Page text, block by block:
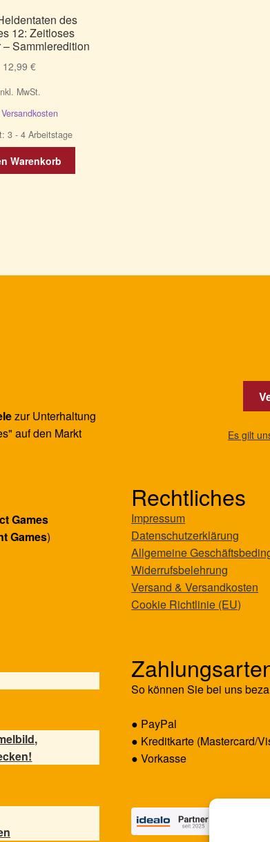
des
12: Zeitloses
Sammleredition
12,99€
MwSt.
Versandkosten
3 - 4 Arbeitstage
Warenkorb
zur Unterhaltung
auf den Markt
Games
Games)
Es gilt
Rechtliches
Impressum
Datenschutzerklärung
Allgemeine
Widerrufsbelehrung
Versand & Versandkosten
Cookie Richtlinie (EU)
So können Sie bei uns
● PayPal
● Kreditkarte (Mastercard/
● Vorkasse